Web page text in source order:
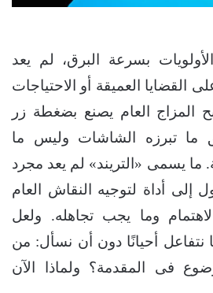
بسرعة البرق، لم يعد
القضايا العميقة أو الاحتياجات
المزاج العام يصنع بضغطة زر
ما تبرزه الشاشات وليس ما
ما يسمى «التريند» لم يعد مجرد
إلى أداة لتوجيه النقاش العام
وما يجب تجاهله. ولعل
نتفاعل أحيانًا دون أن نسأل: من
فى المقدمة؟ ولماذا الآن